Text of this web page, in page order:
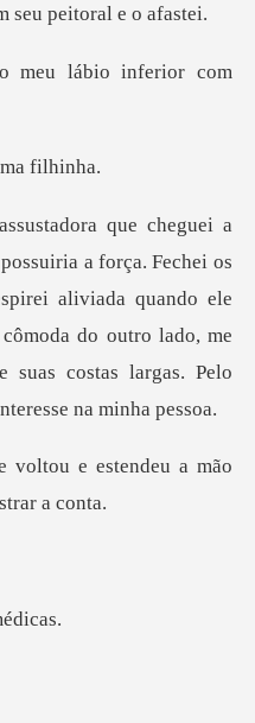
seu pe
o meu lábio inferior com
aliviada quando ele
do outro lado, me
tou e estendeu a mão